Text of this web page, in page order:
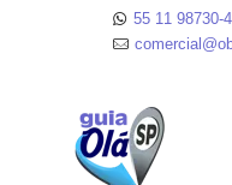
55 11 98730-